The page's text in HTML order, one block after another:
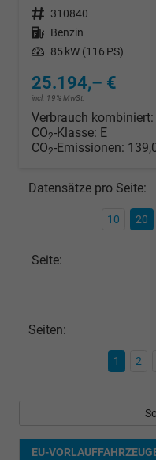
Fahrzeugnr. 310840
Kraftstoff Benzin
Leistung 85 kW (116 PS)
25.194,– €
incl. 19% MwSt.
Verbrauch kombiniert:
CO2-Klasse: E
CO2-Emissionen:
Datensätze pro Seite:
10 20
Seite:
Seiten:
1 2
EU-